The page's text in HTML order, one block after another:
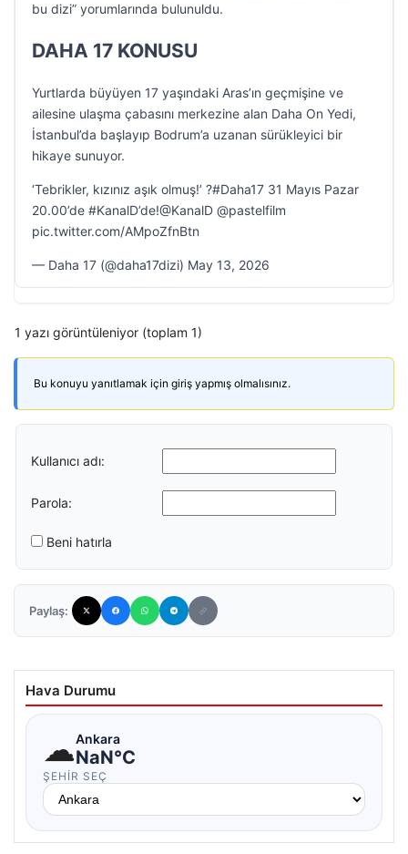
bu dizi” yorumlarında bulunuldu.
DAHA 17 KONUSU
Yurtlarda büyüyen 17 yaşındaki Aras’ın geçmişine ve
ailesine ulaşma çabasını merkezine alan Daha On Yedi,
İstanbul’da başlayıp Bodrum’a uzanan sürükleyici bir
hikaye sunuyor.
‘Tebrikler, kızınız aşık olmuş!’ ?#Daha17 31 Mayıs Pazar
20.00’de #KanalD’de!@KanalD @pastelfilm
pic.twitter.com/AMpoZfnBtn
— Daha 17 (@daha17dizi) May 13, 2026
1 yazı görüntüleniyor (toplam 1)
Bu konuyu yanıtlamak için giriş yapmış olmalısınız.
Kullanıcı adı:
Parola:
Beni hatırla
Paylaş:
Hava Durumu
☁Ankara
NaN°C
ŞEHIR SEÇ